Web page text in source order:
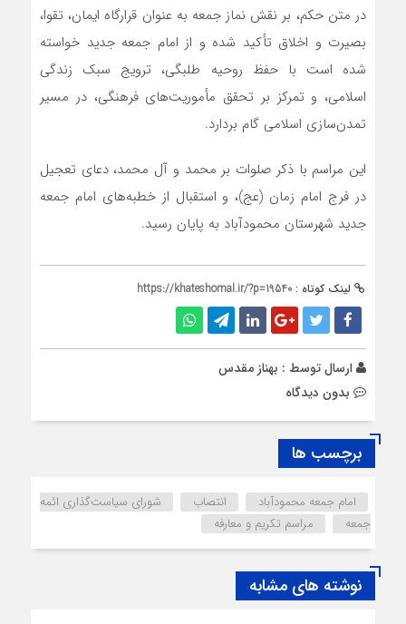
در متن حکم، بر نقش نماز جمعه به عنوان قرارگاه ایمان، تقوا،
بصیرت و اخلاق تأکید شده و از امام جمعه جدید خواسته
شده است با حفظ روحیه طلبگی، ترویج سبک زندگی
اسلامی، و تمرکز بر تحقق مأموریت‌های فرهنگی، در مسیر
تمدن‌سازی اسلامی گام بردارد.
این مراسم با ذکر صلوات بر محمد و آل محمد، دعای تعجیل
در فرج امام زمان (عج)، و استقبال از خطبه‌های امام جمعه
جدید شهرستان محمودآباد به پایان رسید.
لینک کوتاه : https://khateshomal.ir/?p=19540
ارسال توسط : بهناز مقدس
بدون دیدگاه
برچسب ها
امام جمعه محمودآباد انتصاب
شورای سیاست‌گذاری ائمه
جمعه
مراسم تکریم و معارفه
نوشته های مشابه